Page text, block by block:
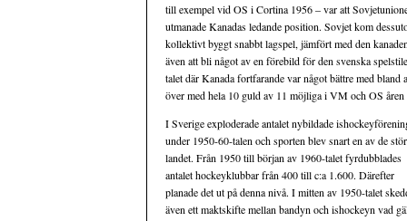
till exempel vid OS i Cortina 1956 – var att
utmanade Kanadas ledande position. Sovjet kom
kollektivt byggt snabbt lagspel, jämfört med den
även att bli något av en förebild för den svenska
talet där Kanada fortfarande var något bättre med
över med hela 10 guld av 11 möjliga i VM och OS
I Sverige exploderade antalet nybildade
under 1950-60-talen och sporten blev snart en av de
landet. Från 1950 till början av 1960-talet fyrdubblades
antalet hockeyklubbar från 400 till c:a 1.600. Därefter
planade det ut på denna nivå. I mitten av 1950-talet
även ett maktskifte mellan bandyn och ishockeyn vad